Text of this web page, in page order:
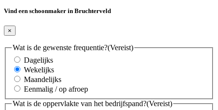
Vind een schoonmaker in Bruchterveld
×
Wat is de gewenste frequentie?(Vereist)
Dagelijks
Wekelijks
Maandelijks
Eenmalig / op afroep
Wat is de oppervlakte van het bedrijfspand?(Vereist)